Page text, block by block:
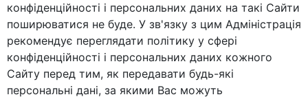
конфіденційності і персональних даних на такі Сайти
поширюватися не буде. У зв'язку з цим Адміністрація
рекомендує переглядати політику у сфері
конфіденційності і персональних даних кожного
Сайту перед тим, як передавати будь-які
персональні дані, за якими Вас можуть